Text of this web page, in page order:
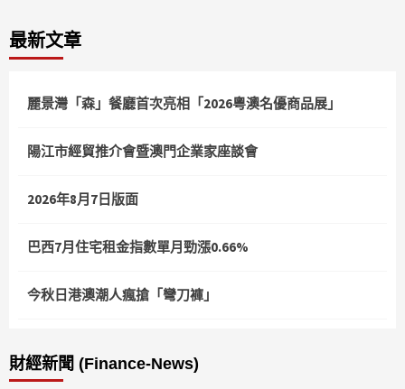
最新文章
麗景灣「森」餐廳首次亮相「2026粵澳名優商品展」
陽江市經貿推介會暨澳門企業家座談會
2026年8月7日版面
巴西7月住宅租金指數單月勁漲0.66%
今秋日港澳潮人瘋搶「彎刀褲」
財經新聞 (Finance-News)